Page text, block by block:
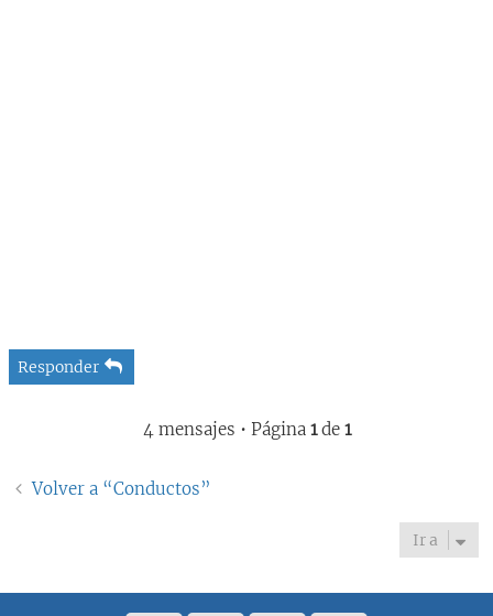
Responder
4 mensajes • Página 1de 1
Volver a “Conductos”
Ir a